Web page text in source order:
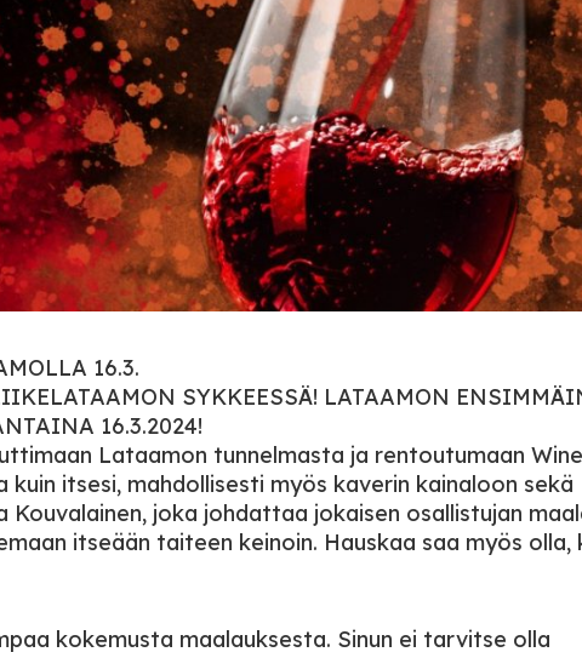
16.3.
SYKKEESSÄ! LATAAMON
16.3.2024!
Lataamon tunnelmasta ja rentoutumaan
itsesi, mahdollisesti myös kaverin kainaloon sekä
Kouvalainen, joka johdattaa jokaisen osallistujan
itseään taiteen keinoin. Hauskaa saa myös olla,
kokemusta maalauksesta. Sinun ei tarvitse olla